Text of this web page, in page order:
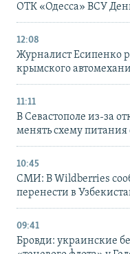
ОТК «Одесса» ВСУ
12:08
Журналист Есипенко
крымского
11:11
В Севастополе из-за
менять схему питания
10:45
СМИ: В Wildberries
перенести в
09:41
Бровди: украинские